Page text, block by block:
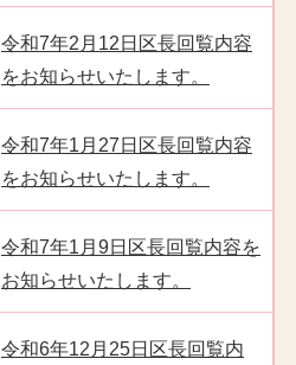
令和7年2月12日区長回覧内容
をお知らせいたします。
令和7年1月27日区長回覧内容
をお知らせいたします。
令和7年1月9日区長回覧内容を
お知らせいたします。
令和6年12月25日区長回覧内